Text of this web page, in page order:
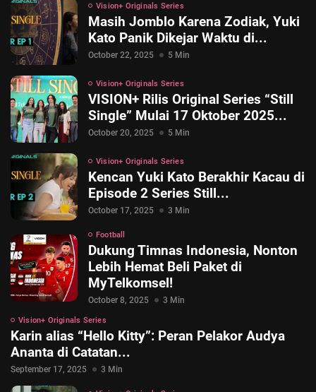
Vision+ Originals Series
Masih Jomblo Karena Zodiak, Yuki
Kato Panik Dikejar Waktu di...
October 22, 2025 5 Min
Vision+ Originals Series
VISION+ Rilis Original Series “Still
Single” Mulai 17 Oktober 2025...
October 20, 2025 5 Min
Vision+ Originals Series
Kencan Yuki Kato Berakhir Kacau di
Episode 2 Series Still...
October 17, 2025 3 Min
Football
Dukung Timnas Indonesia, Nonton
Lebih Hemat Beli Paket di
MyTelkomsel!
October 8, 2025 3 Min
Vision+ Originals Series
Karin alias “Hello Kitty”: Peran Pelakor Audya
Ananta di Catatan...
September 17, 2025 3 Min